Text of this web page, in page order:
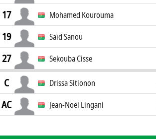
17 Mohamed Kourouma
19 Saïd Sanou
27 Sekouba Cisse
C Drissa Sitionon
AC Jean-Noël Lingani